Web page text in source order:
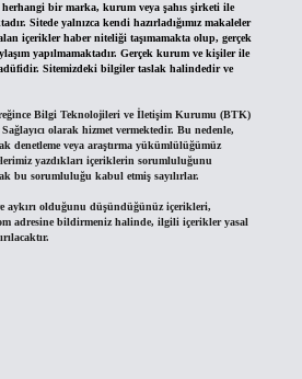
bir marka, kurum veya şahıs şirketi ile
Sitede yalnızca kendi hazırladığımız makaleler
içerikler haber niteliği taşımamakta olup, gerçek
yapılmamaktadır. Gerçek kurum ve kişiler ile
Sitemizdeki bilgiler taslak halindedir ve
Bilgi Teknolojileri ve İletişim Kurumu (BTK)
olarak hizmet vermektedir. Bu nedenle,
denetleme veya araştırma yükümlülüğümüz
yazdıkları içeriklerin sorumluluğunu
bu sorumluluğu kabul etmiş sayılırlar.
aykırı olduğunu düşündüğünüz içerikleri,
adresine bildirmeniz halinde, ilgili içerikler yasal